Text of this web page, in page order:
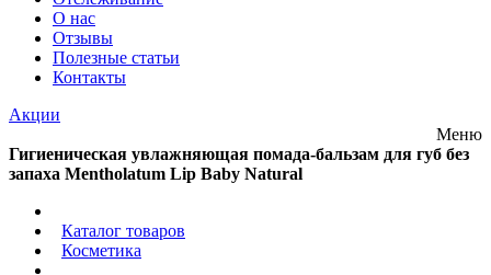
О нас
Отзывы
Полезные статьи
Контакты
Акции
Меню
Гигиеническая увлажняющая помада-бальзам для губ без
запаха Mentholatum Lip Baby Natural
Каталог товаров
Косметика